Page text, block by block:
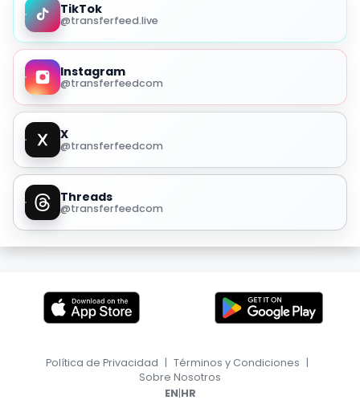
TikTok
@transferfeed.live
Instagram
@transferfeedcom
X
@transferfeedcom
Threads
@transferfeedcom
Política de Privacidad | Términos y Condiciones |
Sobre Nosotros
EN|HR